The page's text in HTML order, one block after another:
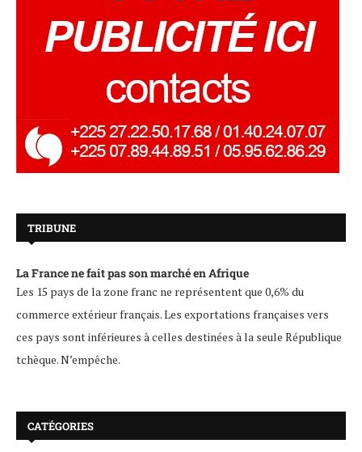
TRIBUNE
La France ne fait pas son marché en Afrique
Les 15 pays de la zone franc ne représentent que 0,6% du
commerce extérieur français. Les exportations françaises vers
ces pays sont inférieures à celles destinées à la seule République
tchèque. N’empêche.
CATÉGORIES